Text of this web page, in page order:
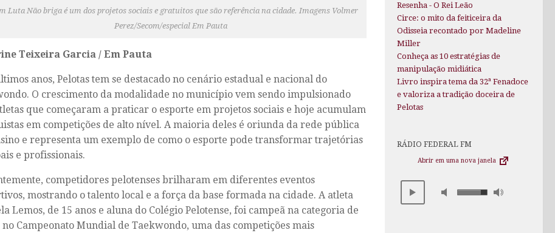
Luta Não briga é um dos projetos sociais e gratuitos que são referência na cidade. Imagens Volmer
Perez/Secom/especial Em Pauta
Teixeira Garcia / Em Pauta
anos, Pelotas tem se destacado no cenário estadual e nacional do
O crescimento da modalidade no município vem sendo impulsionado
que começaram a praticar o esporte em projetos sociais e hoje acumulam
em competições de alto nível. A maioria deles é oriunda da rede pública
e representa um exemplo de como o esporte pode transformar trajetórias
e profissionais.
competidores pelotenses brilharam em diferentes eventos
mostrando o talento local e a força da base formada na cidade. A atleta
Lemos, de 15 anos e aluna do Colégio Pelotense, foi campeã na categoria de
no Campeonato Mundial de Taekwondo, uma das competições mais
Resenha - O Rei Leão
Circe: o mito da feiticeira da
Odisseia recontado por Madeline
Miller
Conheça as 10 estratégias de
manipulação midiática
Livro inspira tema da 32ª Fenadoce
e valoriza a tradição doceira de
Pelotas
RÁDIO FEDERAL FM
Abrir em uma nova janela